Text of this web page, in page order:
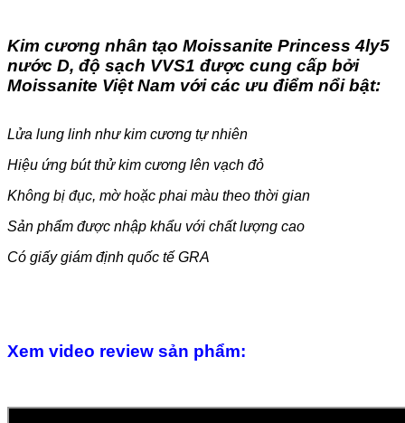
Kim cương nhân tạo Moissanite Princess 4ly5
nước D, độ sạch VVS1 được cung cấp bởi
Moissanite Việt Nam với các ưu điểm nổi bật:
Lửa lung linh như kim cương tự nhiên
Hiệu ứng bút thử kim cương lên vạch đỏ
Không bị đục, mờ hoặc phai màu theo thời gian
Sản phẩm được nhập khẩu với chất lượng cao
Có giấy giám định quốc tế GRA
Xem video review sản phẩm: